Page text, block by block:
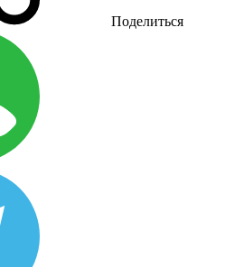
Поделиться